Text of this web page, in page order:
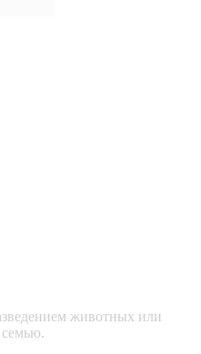
животных или